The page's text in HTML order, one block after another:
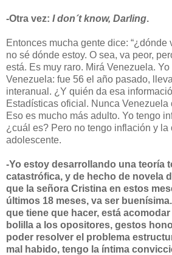
-Otra vez: I don´t know, Darling.
Entonces mucha gente dice: “¿dónde
no sé dónde estoy. O sea, va peor,
está. Es muy raro. Mirá Venezuela.
Venezuela: fue 56 el año pasado,
interanual. ¿Y quién da esa
Estadísticas oficial. Nunca Venezuela
Eso es mucho más adulto. Yo tengo
¿cuál es? Pero no tengo inflación y la
adolescente.
-Yo estoy desarrollando una teoría
catastrófica, y de hecho de novela
que la señora Cristina en estos
últimos 18 meses, va ser
que tiene que hacer, está
bolilla a los opositores, gestos
poder resolver el problema
mal habido, tengo la íntima